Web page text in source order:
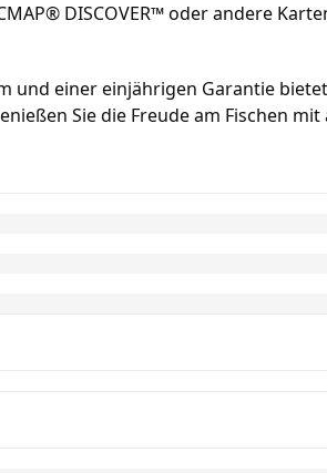
DISCOVER™ oder andere
und einer einjährigen Garantie
Sie die Freude am Fischen